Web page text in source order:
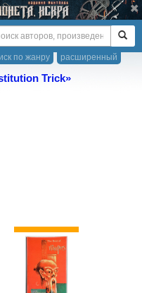
расширенный
по жанру
Trick»